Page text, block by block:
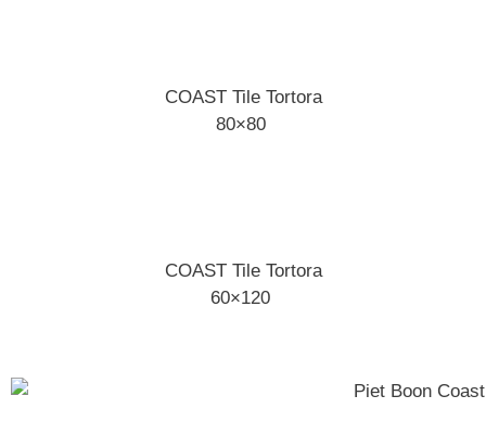
COAST Tile Tortora
80×80
COAST Tile Tortora
60×120